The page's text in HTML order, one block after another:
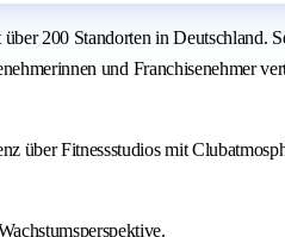
200 Standorten in Deutschland.
und Franchisenehmer
über Fitnessstudios mit